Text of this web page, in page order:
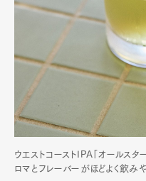
Art&Design
Product
ウエストコーストIPA「オールス
ロマとフレーバーがほどよく飲み